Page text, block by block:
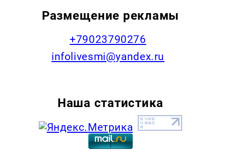
Размещение рекламы
+79023790276
infolivesmi@yandex.ru
Наша статистика